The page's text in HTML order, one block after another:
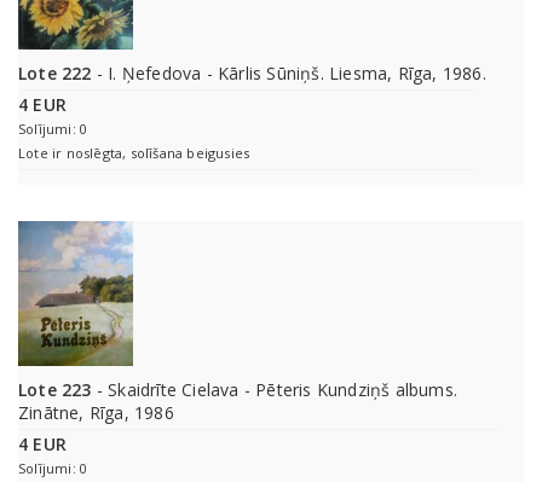
Lote 222 - I. Ņefedova - Kārlis Sūniņš. Liesma, Rīga, 1986.
4 EUR
Solījumi: 0
Lote ir noslēgta, solīšana beigusies
Lote 223 - Skaidrīte Cielava - Pēteris Kundziņš albums.
Zinātne, Rīga, 1986
4 EUR
Solījumi: 0